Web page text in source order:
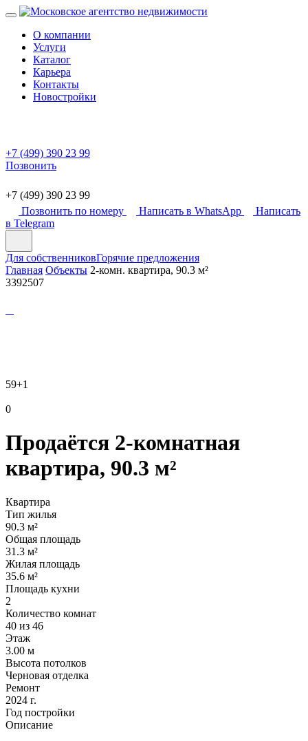
О компании
Услуги
Каталог
Карьера
Контакты
Новостройки
+7 (499) 390 23 99
Позвонить
+7 (499) 390 23 99
Позвонить по номеру
Написать в WhatsApp
Написать
в Telegram
Для собственниковГорячие предложения
Главная Объекты 2-комн. квартира, 90.3 м²
3392507
59+1
0
Продаётся 2-комнатная
квартира, 90.3 м²
Квартира
Тип жилья
90.3 м²
Общая площадь
31.3 м²
Жилая площадь
35.6 м²
Площадь кухни
2
Количество комнат
40 из 46
Этаж
3.00 м
Высота потолков
Черновая отделка
Ремонт
2024 г.
Год постройки
Описание